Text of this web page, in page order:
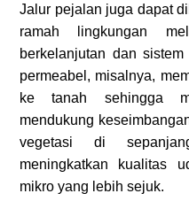
Jalur pejalan juga dapat
ramah lingkungan
berkelanjutan dan
permeabel, misalnya,
ke tanah sehingga
mendukung
vegetasi di
meningkatkan kualitas
mikro yang lebih sejuk.